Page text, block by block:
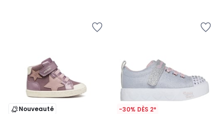
Nouveauté -30% DÈS 2*